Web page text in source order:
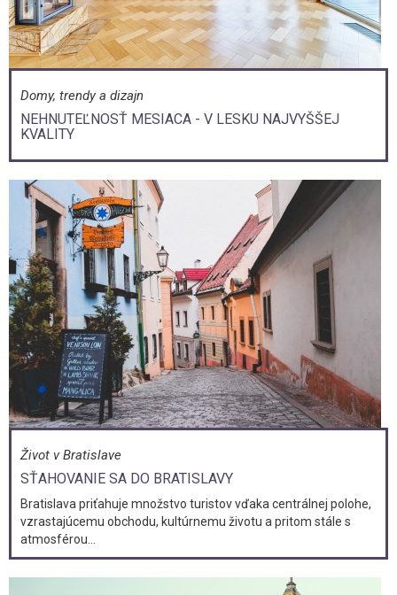
Domy, trendy a dizajn
NEHNUTEĽNOSŤ MESIACA - V LESKU NAJVYŠŠEJ
KVALITY
Život v Bratislave
SŤAHOVANIE SA DO BRATISLAVY
Bratislava priťahuje množstvo turistov vďaka centrálnej polohe,
vzrastajúcemu obchodu, kultúrnemu životu a pritom stále s
atmosférou...